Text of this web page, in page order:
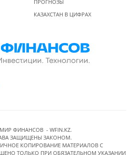
ПРОГНОЗЫ
КАЗАХСТАН В ЦИФРАХ
ФИНАНСОВ - WFIN.KZ.
ЗАЩИЩЕНЫ ЗАКОНОМ.
КОПИРОВАНИЕ МАТЕРИАЛОВ C
ТОЛЬКО ПРИ ОБЯЗАТЕЛЬНОМ УКАЗАНИИ